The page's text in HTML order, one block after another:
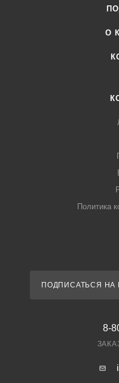
О
Политика
ПОДПИСАТЬСЯ НА
8-